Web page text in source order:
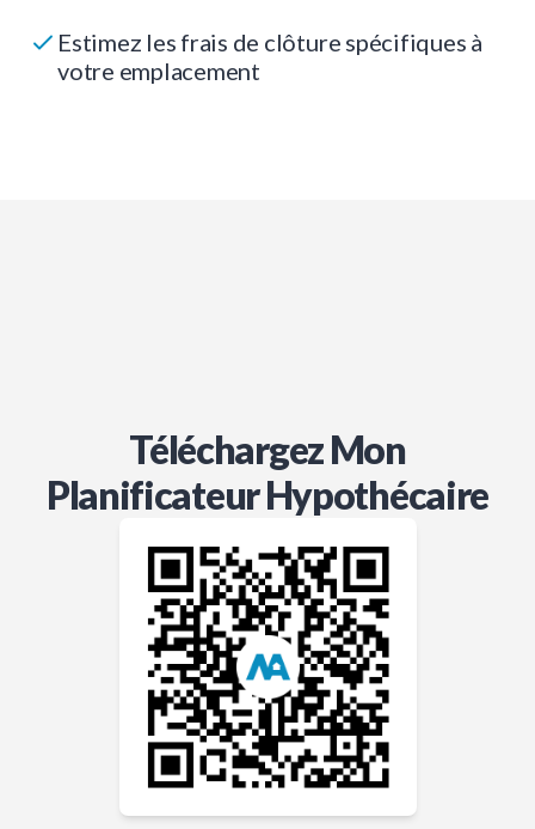
Estimez les frais de clôture spécifiques à
votre emplacement
Téléchargez Mon
Planificateur Hypothécaire